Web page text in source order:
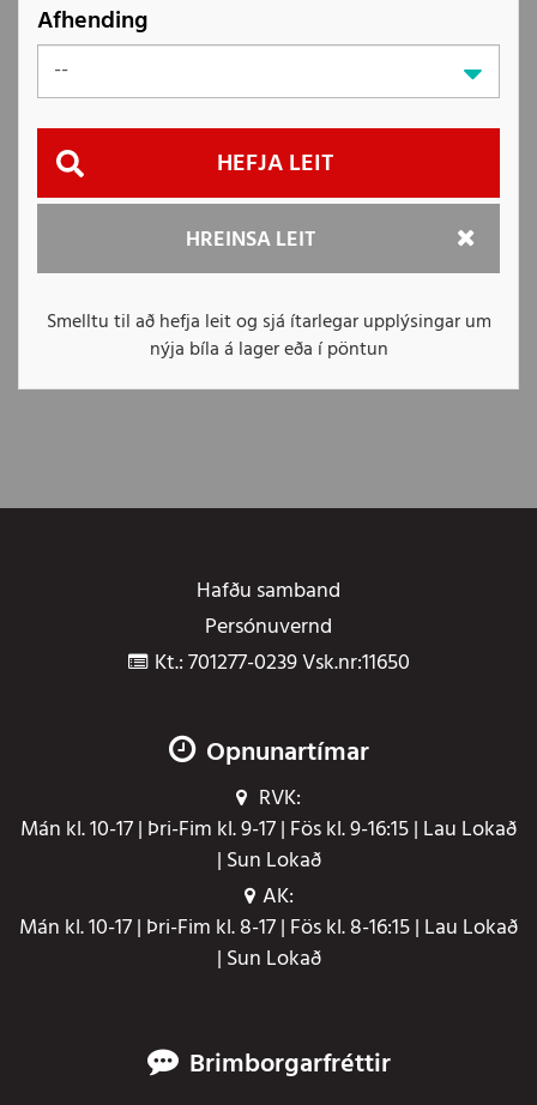
Afhending
HREINSA LEIT
Hefja
Smelltu til að hefja leit og sjá ítarlegar upplýsingar um
nýja bíla á lager eða í pöntun
Hafðu samband
Persónuvernd
Kt.: 701277-0239 Vsk.nr:11650
Opnunartímar
RVK:
Mán kl. 10-17 | Þri-Fim kl. 9-17 | Fös kl. 9-16:15 | Lau Lokað
| Sun Lokað
AK:
Mán kl. 10-17 | Þri-Fim kl. 8-17 | Fös kl. 8-16:15 | Lau Lokað
| Sun Lokað
Brimborgarfréttir